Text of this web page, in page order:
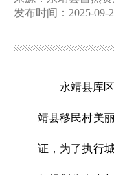
发布时间：2025-09-
永靖县库
靖县移民村美
证，为了执行